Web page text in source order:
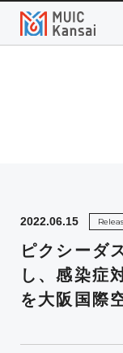
2022.06.15
ピクシーダ
し、感染症
を大阪国際